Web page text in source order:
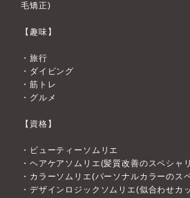
毛矯正)
【趣味】
・旅行
・ダイビング
・筋トレ
・グルメ
【資格】
・ビューティーソムリエ
・ヘアケアソムリエ(髪質改善のスペシャ
・カラーソムリエ(パーソナルカラーのス
・デザインロジックソムリエ(似合わせカ